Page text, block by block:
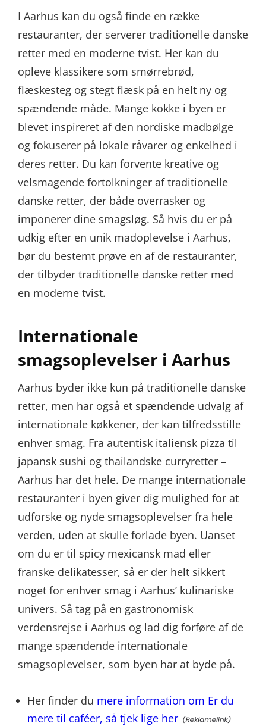
I Aarhus kan du også finde en række
restauranter, der serverer traditionelle danske
retter med en moderne tvist. Her kan du
opleve klassikere som smørrebrød,
flæskesteg og stegt flæsk på en helt ny og
spændende måde. Mange kokke i byen er
blevet inspireret af den nordiske madbølge
og fokuserer på lokale råvarer og enkelhed i
deres retter. Du kan forvente kreative og
velsmagende fortolkninger af traditionelle
danske retter, der både overrasker og
imponerer dine smagsløg. Så hvis du er på
udkig efter en unik madoplevelse i Aarhus,
bør du bestemt prøve en af de restauranter,
der tilbyder traditionelle danske retter med
en moderne tvist.
Internationale
smagsoplevelser i Aarhus
Aarhus byder ikke kun på traditionelle danske
retter, men har også et spændende udvalg af
internationale køkkener, der kan tilfredsstille
enhver smag. Fra autentisk italiensk pizza til
japansk sushi og thailandske curryretter –
Aarhus har det hele. De mange internationale
restauranter i byen giver dig mulighed for at
udforske og nyde smagsoplevelser fra hele
verden, uden at skulle forlade byen. Uanset
om du er til spicy mexicansk mad eller
franske delikatesser, så er der helt sikkert
noget for enhver smag i Aarhus’ kulinariske
univers. Så tag på en gastronomisk
verdensrejse i Aarhus og lad dig forføre af de
mange spændende internationale
smagsoplevelser, som byen har at byde på.
Her finder du mere information om Er du
mere til caféer, så tjek lige her